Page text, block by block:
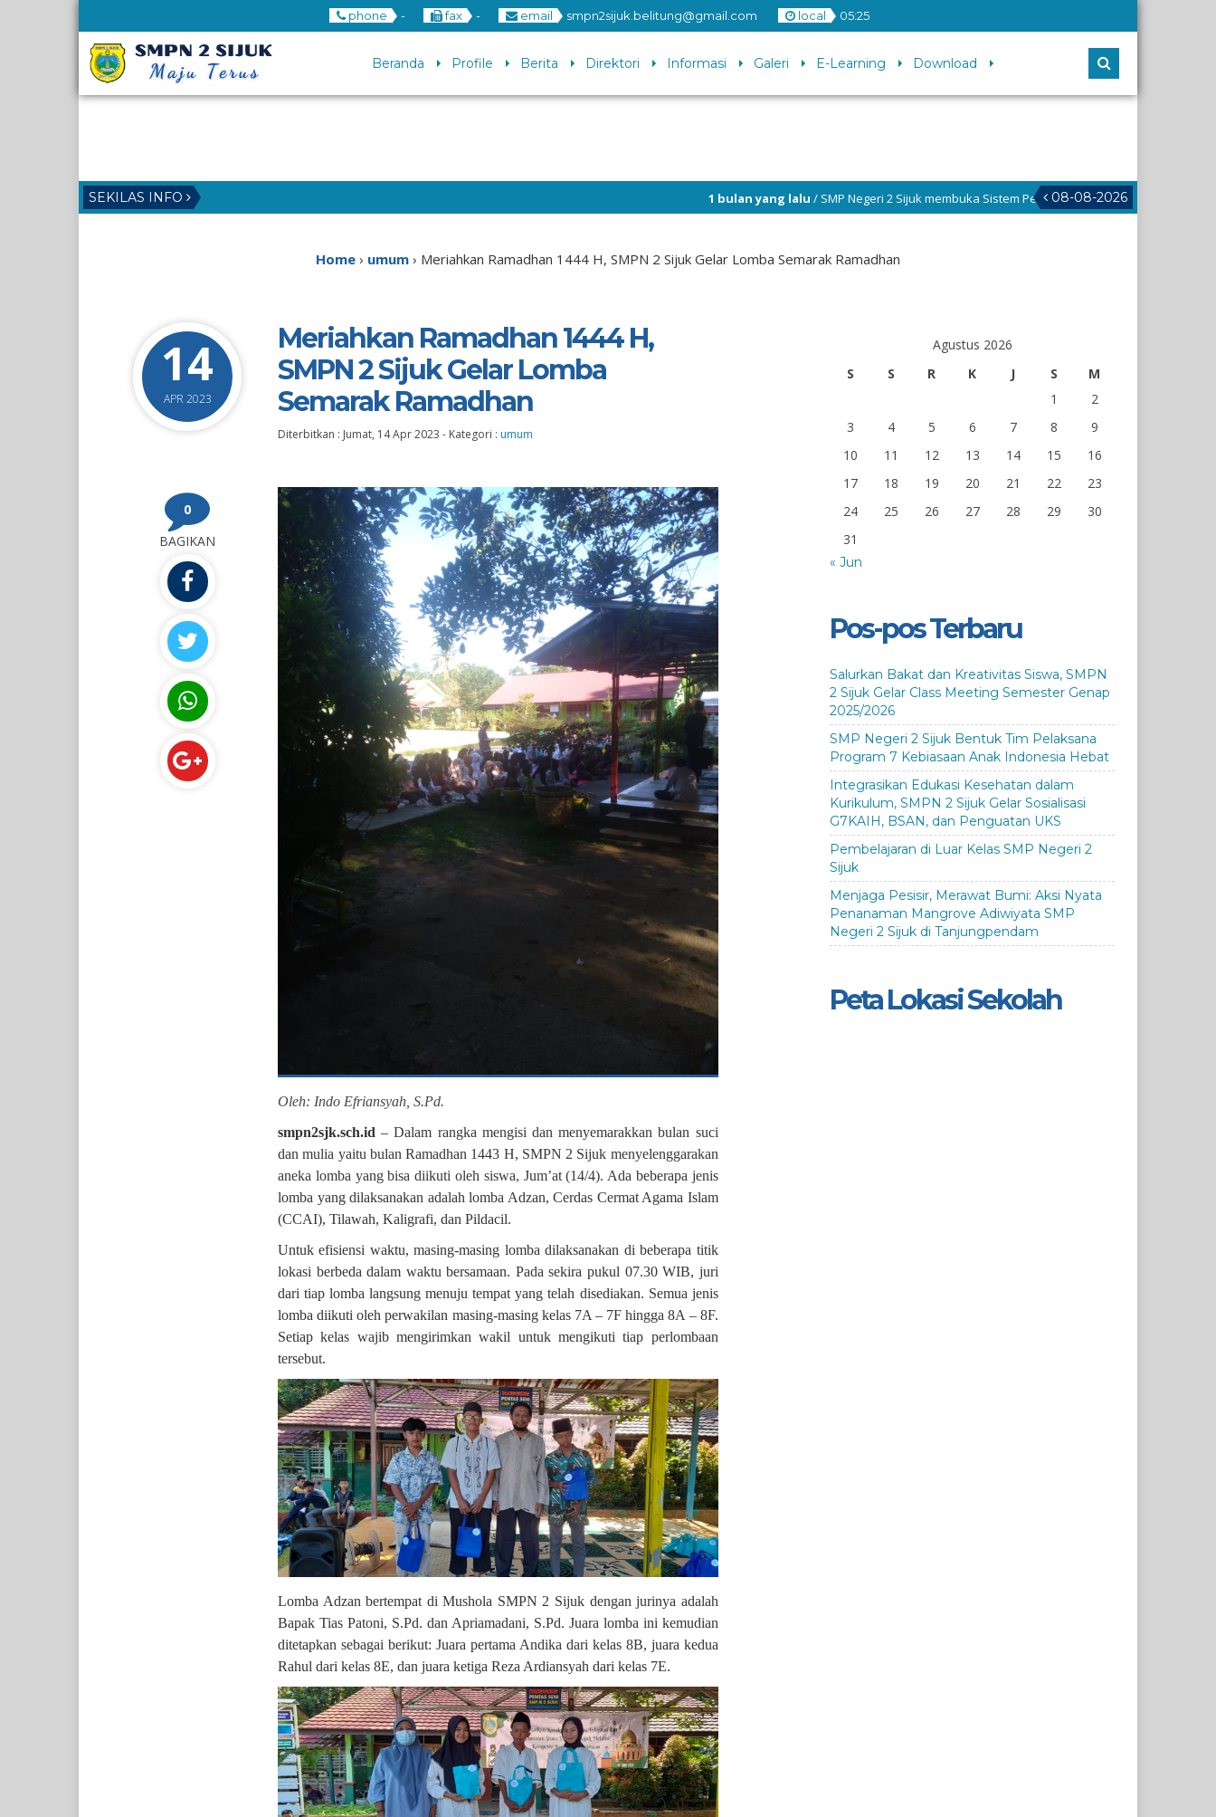
phone - fax - email smpn2sijuk.belitung@gmail.com local 05:25
Beranda Profile Berita Direktori Informasi Galeri E-Learning Download
SEKILAS INFO 08-08-2026
1 bulan yang lalu/ SMP Negeri 2 Sijuk membuka Sistem Penerimaan Murid Baru untuk T.P 2026/2027,
Home › umum › Meriahkan Ramadhan 1444 H, SMPN 2 Sijuk Gelar Lomba Semarak Ramadhan
14
APR 2023
Meriahkan Ramadhan 1444 H,
SMPN 2 Sijuk Gelar Lomba
Semarak Ramadhan
Diterbitkan : Jumat, 14 Apr 2023 - Kategori : umum
0
BAGIKAN
Oleh: Indo Efriansyah, S.Pd.
smpn2sjk.sch.id –Dalam rangka mengisi dan menyemarakkan bulan suci
dan mulia yaitu bulan Ramadhan 1443 H, SMPN 2 Sijuk menyelenggarakan
aneka lomba yang bisa diikuti oleh siswa, Jum’at (14/4). Ada beberapa jenis
lomba yang dilaksanakan adalah lomba Adzan, Cerdas Cermat Agama Islam
(CCAI), Tilawah, Kaligrafi, dan Pildacil.
Untuk efisiensi waktu, masing-masing lomba dilaksanakan di beberapa titik
lokasi berbeda dalam waktu bersamaan. Pada sekira pukul 07.30 WIB, juri
dari tiap lomba langsung menuju tempat yang telah disediakan. Semua jenis
lomba diikuti oleh perwakilan masing-masing kelas 7A – 7F hingga 8A – 8F.
Setiap kelas wajib mengirimkan wakil untuk mengikuti tiap perlombaan
tersebut.
Lomba Adzan bertempat di Mushola SMPN 2 Sijuk dengan jurinya adalah
Bapak Tias Patoni, S.Pd. dan Apriamadani, S.Pd. Juara lomba ini kemudian
ditetapkan sebagai berikut: Juara pertama Andika dari kelas 8B, juara kedua
Rahul dari kelas 8E, dan juara ketiga Reza Ardiansyah dari kelas 7E.
Agustus 2026
S
S R K J S
M
1
2
3
4 5 6 7 8
9
10
11 12 13 14 15
16
17
18 19 20 21 22
23
24
25 26 27 28 29
30
31
« Jun
Pos-pos Terbaru
Salurkan Bakat dan Kreativitas Siswa, SMPN
2 Sijuk Gelar Class Meeting Semester Genap
2025/2026
SMP Negeri 2 Sijuk Bentuk Tim Pelaksana
Program 7 Kebiasaan Anak Indonesia Hebat
Integrasikan Edukasi Kesehatan dalam
Kurikulum, SMPN 2 Sijuk Gelar Sosialisasi
G7KAIH, BSAN, dan Penguatan UKS
Pembelajaran di Luar Kelas SMP Negeri 2
Sijuk
Menjaga Pesisir, Merawat Bumi: Aksi Nyata
Penanaman Mangrove Adiwiyata SMP
Negeri 2 Sijuk di Tanjungpendam
Peta Lokasi Sekolah